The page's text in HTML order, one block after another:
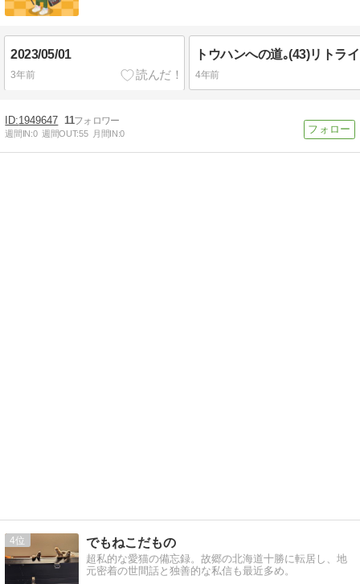
2023/05/01
3年前 4年前
1949647 11
週間IN:0 週間OUT:55 月間IN:0
4 でもねこだもの
超私的な愛猫の備忘録。故郷の北海道十勝に転居し、地
元密着の世間話と独善的な私信も最近多め。